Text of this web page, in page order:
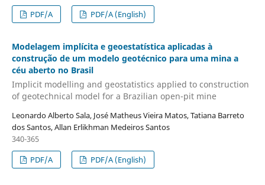
PDF/A
PDF/A (English)
Modelagem implícita e geoestatística aplicadas à
construção de um modelo geotécnico para uma mina a
céu aberto no Brasil
Implicit modelling and geostatistics applied to construction
of geotechnical model for a Brazilian open-pit mine
Leonardo Alberto Sala, José Matheus Vieira Matos, Tatiana Barreto
dos Santos, Allan Erlikhman Medeiros Santos
340-365
PDF/A
PDF/A (English)